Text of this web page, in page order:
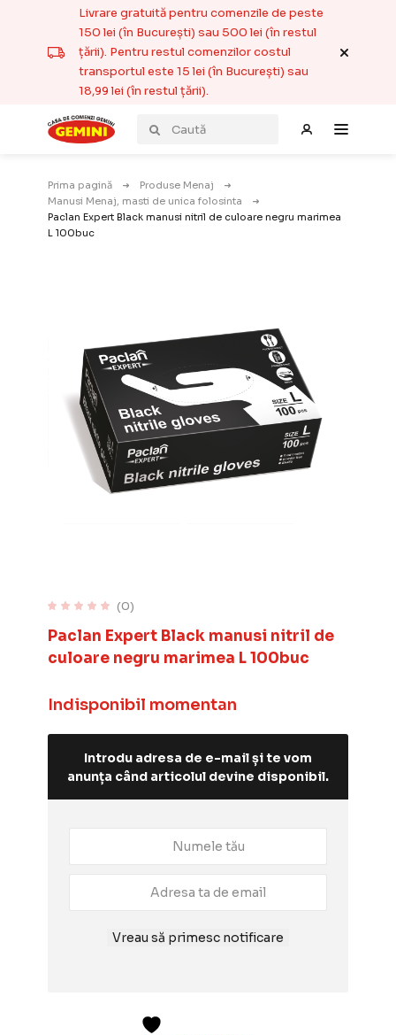
Livrare gratuită pentru comenzile de peste
150 lei (în București) sau 500 lei (în restul
țării). Pentru restul comenzilor costul
transportul este 15 lei (în București) sau
18,99 lei (în restul țării).
Prima pagină
Produse Menaj
Manusi Menaj, masti de unica folosinta
Paclan Expert Black manusi nitril de culoare negru marimea
L 100buc
(0)
Paclan Expert Black manusi nitril de
culoare negru marimea L 100buc
Indisponibil momentan
Introdu adresa de e-mail și te vom
anunța când articolul devine disponibil.
Vreau să primesc notificare